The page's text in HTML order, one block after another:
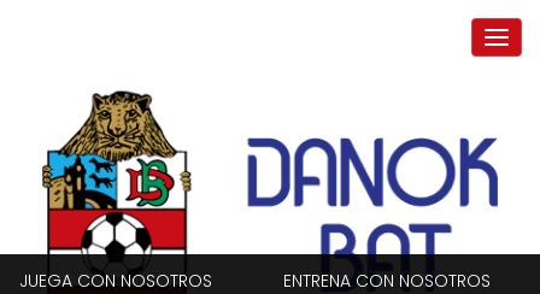
JUEGA CON NOSOTROS ENTRENA CON NOSOTROS